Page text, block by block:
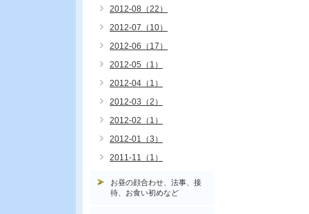
2012-08（22）
2012-07（10）
2012-06（17）
2012-05（1）
2012-04（1）
2012-03（2）
2012-02（1）
2012-01（3）
2011-11（1）
お昼の顔合わせ、法事、接
待、お食い初めなど